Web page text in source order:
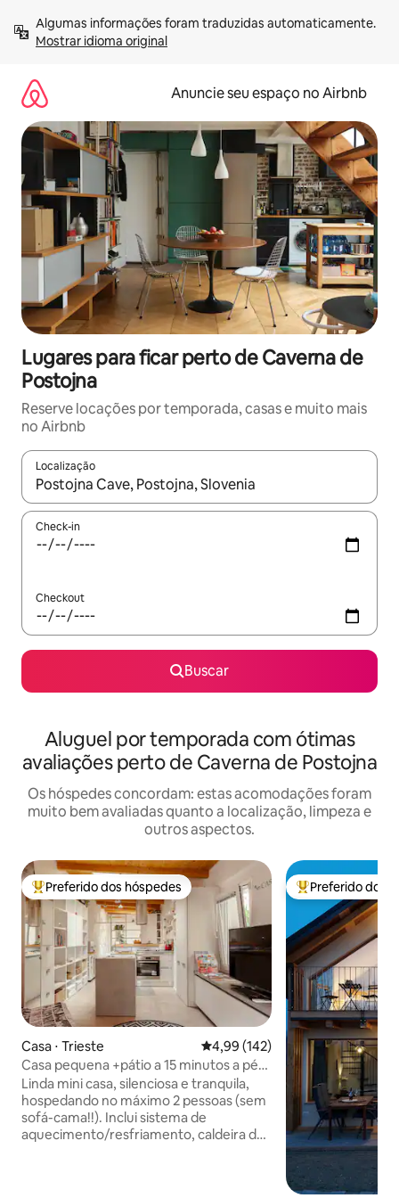
para
Mostrar idioma original
Anuncie seu espaço no Airbnb
Lugares para ficar perto de Caverna de
Postojna
Reserve locações por temporada, casas e muito mais
no Airbnb
Localização
Quando os resultados estiverem disponíveis, explore-os
Check-in
Checkout
Buscar
Aluguel por temporada com ótimas
avaliações perto de Caverna de Postojna
Os hóspedes concordam: estas acomodações foram
muito bem avaliadas quanto a localização, limpeza e
outros aspectos.
Entre os melhores preferidos dos hóspedes
Preferido dos hóspedes
Casa ⋅ Trieste 4,99 de uma avaliação média de
4,99 (142)
Casa pequena +pátio a 15 minutos a pé
do Corso Italia
Linda mini casa, silenciosa e tranquila,
hospedando no máximo 2 pessoas (sem
sofá-cama!!). Inclui sistema de
aquecimento/resfriamento, caldeira de
Entre os
Preferido dos